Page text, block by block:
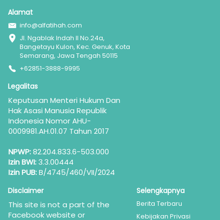
Alamat
info@alfatihah.com
Jl. Ngablak Indah II No.24a,
Bangetayu Kulon, Kec. Genuk, Kota
Semarang, Jawa Tengah 50115
+62851-3888-9995
Legalitas
Keputusan Menteri Hukum Dan
Hak Asasi Manusia Republik
Indonesia Nomor AHU-
0009981.AH.01.07 Tahun 2017
NPWP: 82.204.833.6-503.000
Izin BWI: 3.3.00444
Izin PUB: B/4745/460/VII/2024
Disclaimer
This site is not a part of the
Facebook website or
Selengkapnya
Berita Terbaru
Kebijakan Privasi